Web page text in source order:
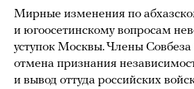
Мирные изменения по
и югоосетинскому вопросам
уступок Москвы. Члены
отмена признания
и вывод оттуда российских